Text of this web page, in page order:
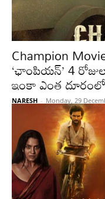
Champion
‘ఛాంపియన్’ 4
ఇంకా ఎంత
NARESH - Monday, 29